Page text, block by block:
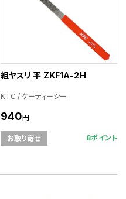
組ヤスリ 平 ZKF1A-2H
KTC / ケーティーシー
940円
お取り寄せ 8ポイント